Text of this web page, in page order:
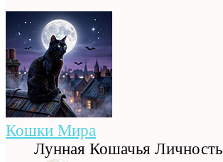
Кошки Мира
Лунная Кошачья Личность